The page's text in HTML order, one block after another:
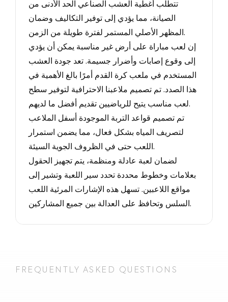
تتطلب أغطية العشب الصناعي الحد الأدنى من
الصيانة، مما يؤدي إلى توفير التكاليف وضمان
المظهر الأصلي المستمر لفترة طويلة من الزمن.
إن لعب مباراة على أرض غير مناسبة يمكن أن يؤدي
إلى وقوع إصابات وأضرار جسيمة. تعد جودة العشب
المستخدم في ملعب كرة القدم أمرًا بالغ الأهمية في
هذا الصدد. تم تصميم ملاعبنا الاحترافية لتوفير سطح
لعب مناسب يتيح للرياضيين تقديم أفضل ما لديهم.
تم تصميم قواعد التربة الموجودة أسفل الملاعب
لتصريف المياه بشكل فعال، مما يضمن استمرار
اللعب حتى في الظروف الجوية السيئة.
لضمان لعبة عادلة ومنظمة، يتم تجهيز الحقول
بعلامات وخطوط محددة تحدد سير اللعبة وتشير إلى
مواقع اللاعبين. تسهل هذه الإشارات المرئية اللعب
السلس وتحافظ على العدالة بين جميع المشاركين.
FREQUENTLY ASKED QUESTIONS